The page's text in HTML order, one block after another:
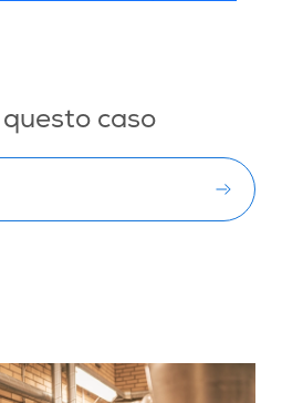
caso